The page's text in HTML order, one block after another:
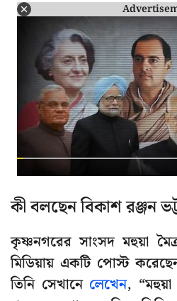
কী বলছেন বিকাশ রঞ্জন
কৃষ্ণনগরের সাংসদ মহুয়া
মিডিয়ায় একটি পোস্ট করেছেন
তিনি সেখানে লেখেন,